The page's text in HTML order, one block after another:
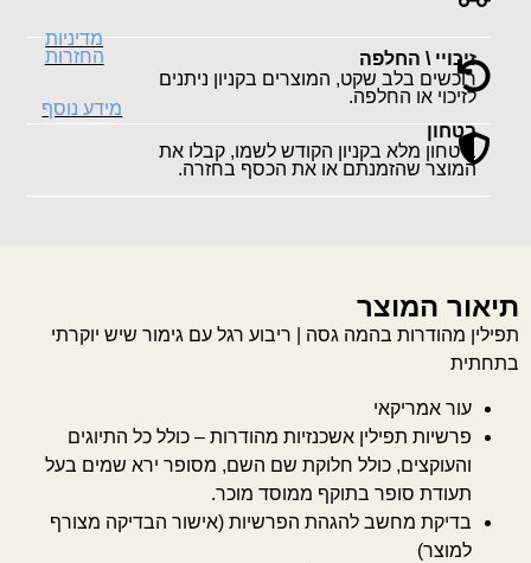
זיכויי \ החלפה
רוכשים בלב שקט, המוצרים בקניון ניתנים
לזיכוי או החלפה.
מדיניות
החזרות
בטחון
ביטחון מלא בקניון הקודש לשמו, קבלו את
המוצר שהזמנתם או את הכסף בחזרה.
מידע נוסף
תיאור המוצר
תפילין מהודרות בהמה גסה | ריבוע רגל עם גימור שיש יוקרתי
בתחתית
עור אמריקאי
פרשיות תפילין אשכנזיות מהודרות – כולל כל התיוגים
והעוקצים, כולל חלוקת שם השם, מסופר ירא שמים בעל
תעודת סופר בתוקף ממוסד מוכר.
בדיקת מחשב להגהת הפרשיות (אישור הבדיקה מצורף
למוצר)